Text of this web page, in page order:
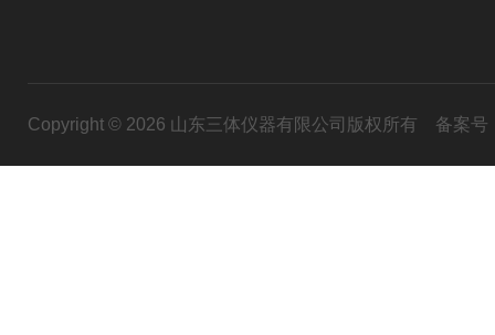
Copyright © 2026 山东三体仪器有限公司版权所有 备案号